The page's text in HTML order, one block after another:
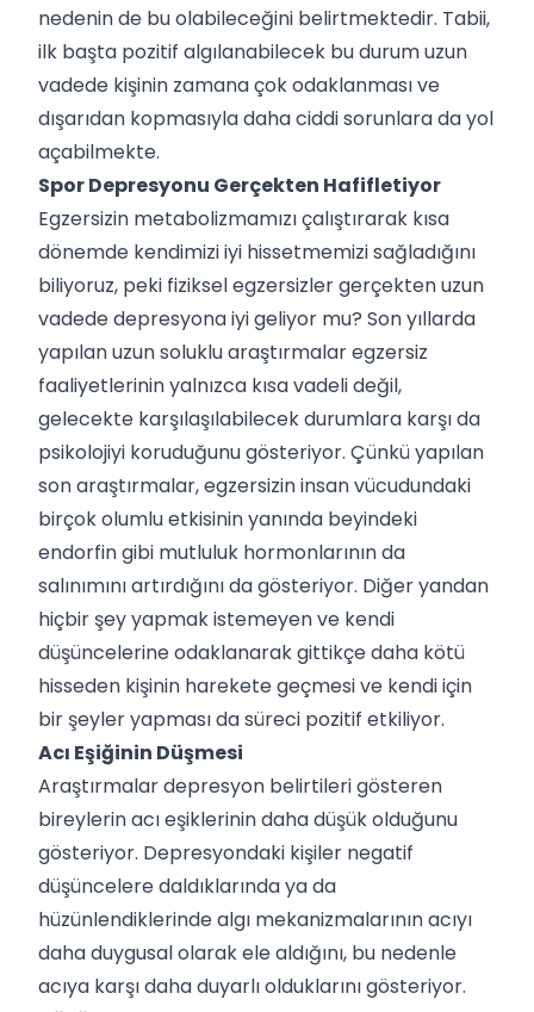
nedenin de bu olabileceğini belirtmektedir. Tabii,
ilk başta pozitif algılanabilecek bu durum uzun
vadede kişinin zamana çok odaklanması ve
dışarıdan kopmasıyla daha ciddi sorunlara da yol
açabilmekte.
Spor Depresyonu Gerçekten Hafifletiyor
Egzersizin metabolizmamızı çalıştırarak kısa
dönemde kendimizi iyi hissetmemizi sağladığını
biliyoruz, peki fiziksel egzersizler gerçekten uzun
vadede depresyona iyi geliyor mu? Son yıllarda
yapılan uzun soluklu araştırmalar egzersiz
faaliyetlerinin yalnızca kısa vadeli değil,
gelecekte karşılaşılabilecek durumlara karşı da
psikolojiyi koruduğunu gösteriyor. Çünkü yapılan
son araştırmalar, egzersizin insan vücudundaki
birçok olumlu etkisinin yanında beyindeki
endorfin gibi mutluluk hormonlarının da
salınımını artırdığını da gösteriyor. Diğer yandan
hiçbir şey yapmak istemeyen ve kendi
düşüncelerine odaklanarak gittikçe daha kötü
hisseden kişinin harekete geçmesi ve kendi için
bir şeyler yapması da süreci pozitif etkiliyor.
Acı Eşiğinin Düşmesi
Araştırmalar depresyon belirtileri gösteren
bireylerin acı eşiklerinin daha düşük olduğunu
gösteriyor. Depresyondaki kişiler negatif
düşüncelere daldıklarında ya da
hüzünlendiklerinde algı mekanizmalarının acıyı
daha duygusal olarak ele aldığını, bu nedenle
acıya karşı daha duyarlı olduklarını gösteriyor.